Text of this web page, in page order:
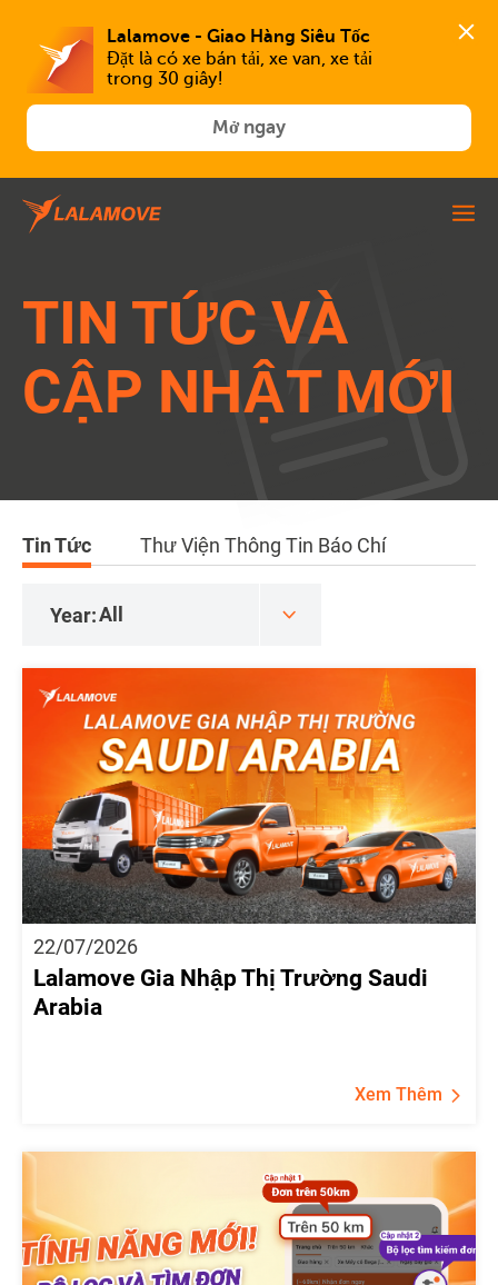
Lalamove - Giao Hàng Siêu Tốc
Đặt là có xe bán tải, xe van, xe tải
trong 30 giây!
Mở ngay
TIN TỨC VÀ
CẬP NHẬT MỚI
Tin Tức Thư Viện Thông Tin Báo Chí
Year:
22/07/2026
Lalamove Gia Nhập Thị Trường Saudi
Arabia
Xem Thêm